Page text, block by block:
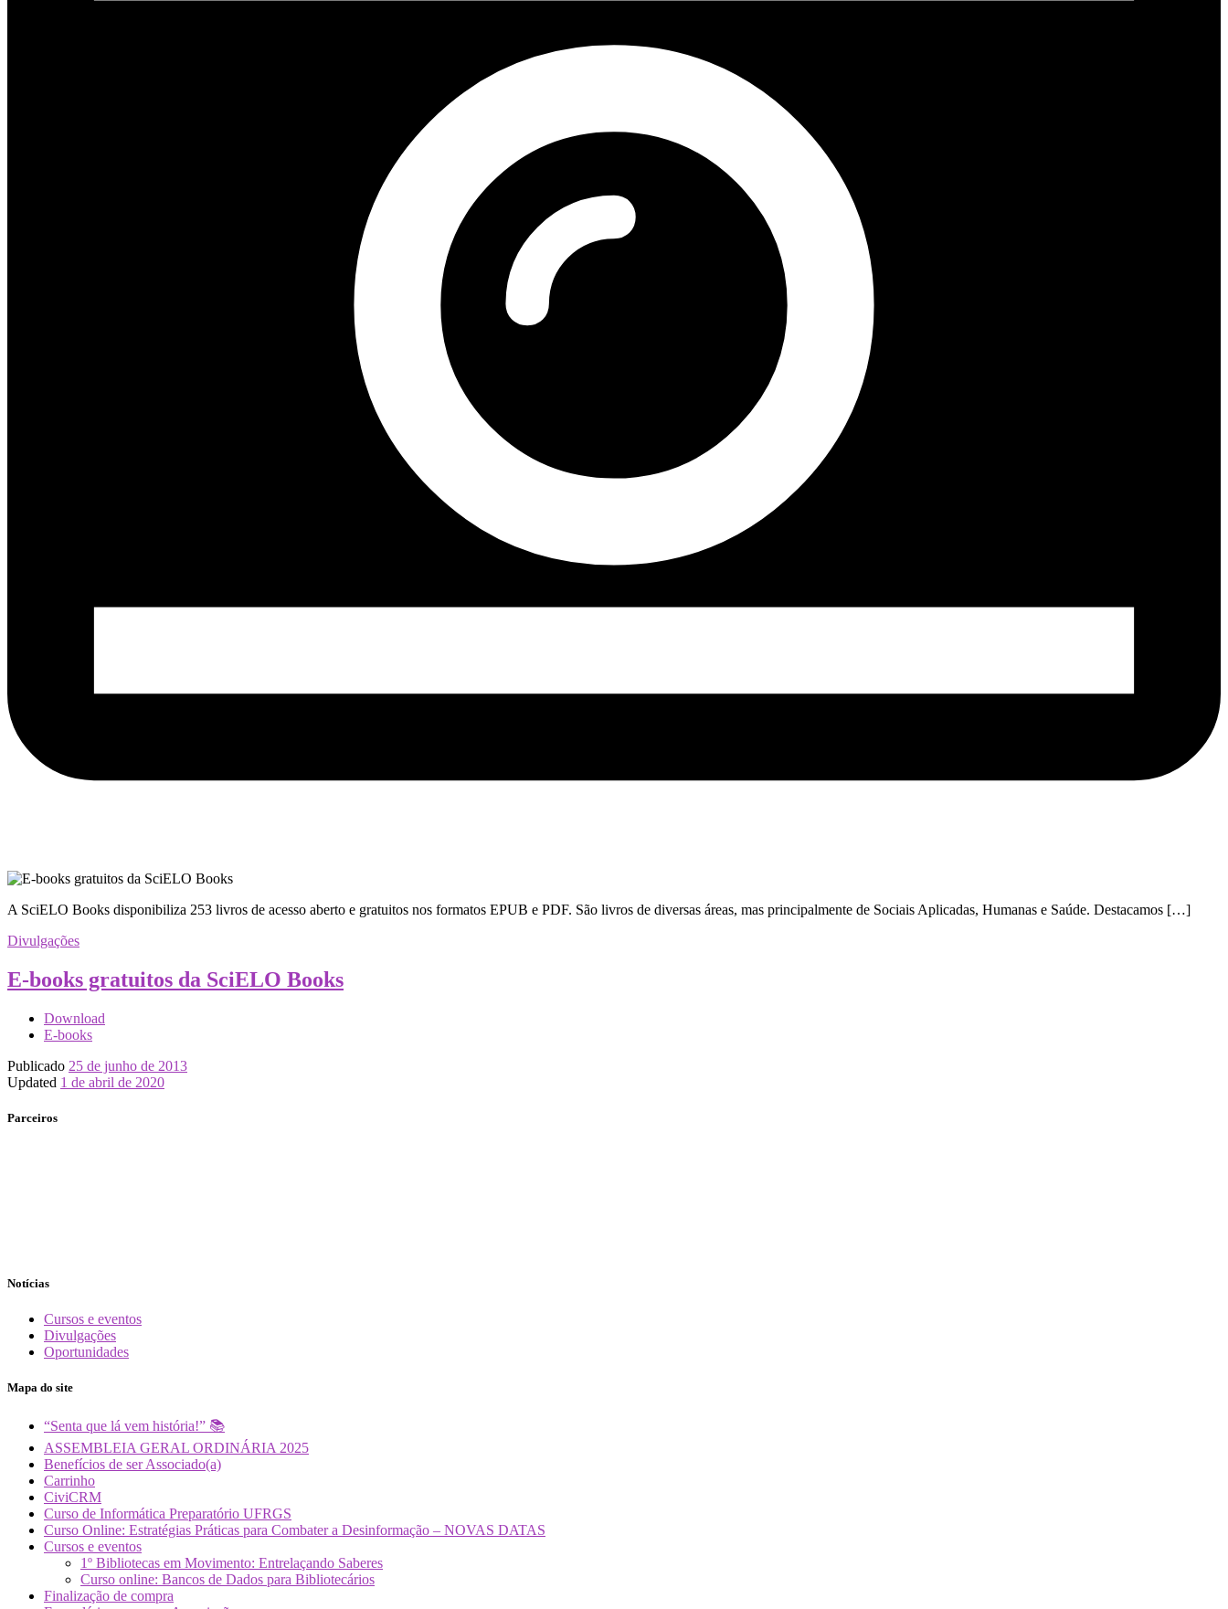
A SciELO Books disponibiliza 253 livros de acesso aberto e gratuitos nos formatos EPUB e PDF. São livros de diversas áreas, mas principalmente de Sociais Aplicadas, Humanas e Saúde. Destacamos […]
Divulgações
E-books gratuitos da SciELO Books
Download
E-books
Publicado 25 de junho de 2013
Updated 1 de abril de 2020
Parceiros
Notícias
Cursos e eventos
Divulgações
Oportunidades
Mapa do site
“Senta que lá vem história!” 📚
ASSEMBLEIA GERAL ORDINÁRIA 2025
Benefícios de ser Associado(a)
Carrinho
CiviCRM
Curso de Informática Preparatório UFRGS
Curso Online: Estratégias Práticas para Combater a Desinformação – NOVAS DATAS
Cursos e eventos
1º Bibliotecas em Movimento: Entrelaçando Saberes
Curso online: Bancos de Dados para Bibliotecários
Finalização de compra